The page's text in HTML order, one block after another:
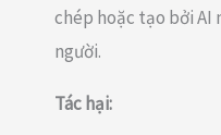
chép hoặc tạo bởi AI
người.
Tác hại: